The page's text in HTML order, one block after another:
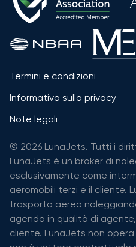
Termini e condizioni
Informativa sulla privacy
Note legali
© 2026 LunaJets. Tutti i
LunaJets è un broker di
esclusivamente come
aeromobili terzi e il cliente.
trasporto aereo
agendo in qualità di
cliente. LunaJets non